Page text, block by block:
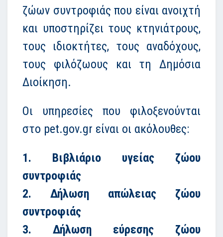
ζώων συντροφιάς που είναι ανοιχτή
και υποστηρίζει τους κτηνιάτρους,
τους ιδιοκτήτες, τους αναδόχους,
τους φιλόζωους και τη Δημόσια
Διοίκηση.
Οι υπηρεσίες που φιλοξενούνται
στο pet.gov.gr είναι οι ακόλουθες:
1. Βιβλιάριο υγείας ζώου
συντροφιάς
2. Δήλωση απώλειας ζώου
συντροφιάς
3. Δήλωση εύρεσης ζώου